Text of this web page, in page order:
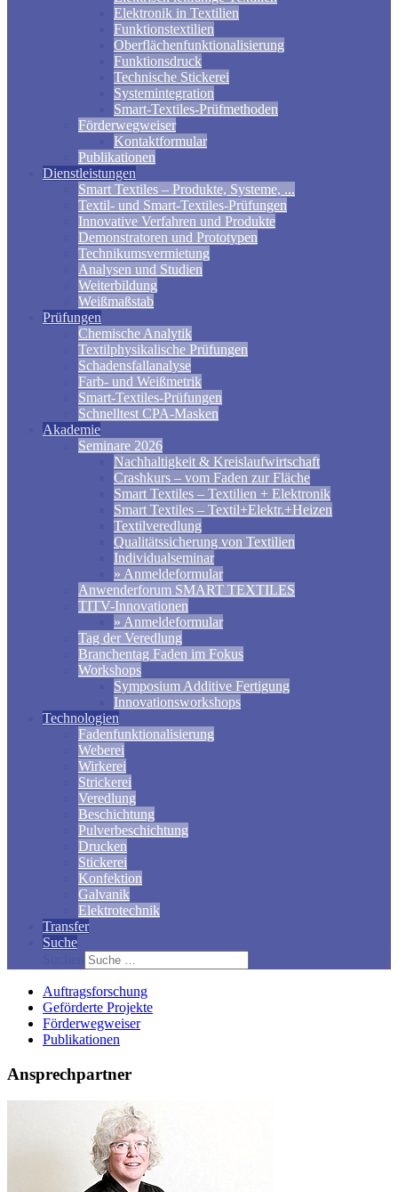
Elektronik in Textilien
Funktionstextilien
Oberflächenfunktionalisierung
Funktionsdruck
Technische Stickerei
Systemintegration
Smart-Textiles-Prüfmethoden
Förderwegweiser
Kontaktformular
Publikationen
Dienstleistungen
Smart Textiles – Produkte, Systeme, ...
Textil- und Smart-Textiles-Prüfungen
Innovative Verfahren und Produkte
Demonstratoren und Prototypen
Technikumsvermietung
Analysen und Studien
Weiterbildung
Weißmaßstab
Prüfungen
Chemische Analytik
Textilphysikalische Prüfungen
Schadensfallanalyse
Farb- und Weißmetrik
Smart-Textiles-Prüfungen
Schnelltest CPA-Masken
Akademie
Seminare 2026
Nachhaltigkeit & Kreislaufwirtschaft
Crashkurs – vom Faden zur Fläche
Smart Textiles – Textilien + Elektronik
Smart Textiles – Textil+Elektr.+Heizen
Textilveredlung
Qualitätssicherung von Textilien
Individualseminar
» Anmeldeformular
Anwenderforum SMART TEXTILES
TITV-Innovationen
» Anmeldeformular
Tag der Veredlung
Branchentag Faden im Fokus
Workshops
Symposium Additive Fertigung
Innovationsworkshops
Technologien
Fadenfunktionalisierung
Weberei
Wirkerei
Strickerei
Veredlung
Beschichtung
Pulverbeschichtung
Drucken
Stickerei
Konfektion
Galvanik
Elektrotechnik
Transfer
Suche
Auftragsforschung
Geförderte Projekte
Förderwegweiser
Publikationen
Ansprechpartner